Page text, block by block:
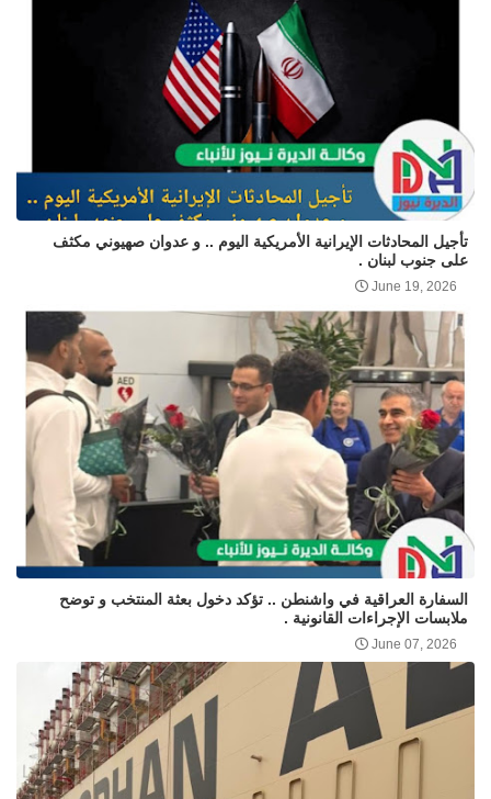
تأجيل المحادثات الإيرانية الأمريكية اليوم .. و عدوان صهيوني مكثف
على جنوب لبنان .
June 19, 2026
السفارة العراقية في واشنطن .. تؤكد دخول بعثة المنتخب و توضح
ملابسات الإجراءات القانونية .
June 07, 2026